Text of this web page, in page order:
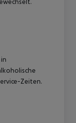
Zeiten.